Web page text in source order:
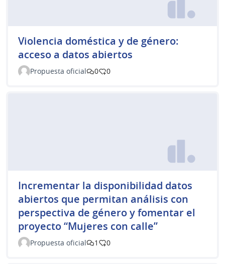
Violencia doméstica y de género:
acceso a datos abiertos
Propuesta oficial 0 0
Incrementar la disponibilidad datos
abiertos que permitan análisis con
perspectiva de género y fomentar el
proyecto “Mujeres con calle”
Propuesta oficial 1 0